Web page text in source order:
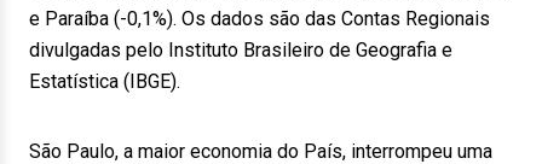
e Paraíba (-0,1%). Os dados são das Contas Regionais
divulgadas pelo Instituto Brasileiro de Geografia e
Estatística (IBGE).
São Paulo, a maior economia do País, interrompeu uma